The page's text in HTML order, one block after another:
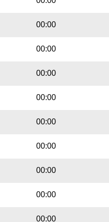
00:00
00:00
00:00
00:00
00:00
00:00
00:00
00:00
00:00